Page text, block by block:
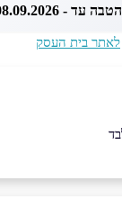
עד - 08.09.2026
לאתר בית העסק